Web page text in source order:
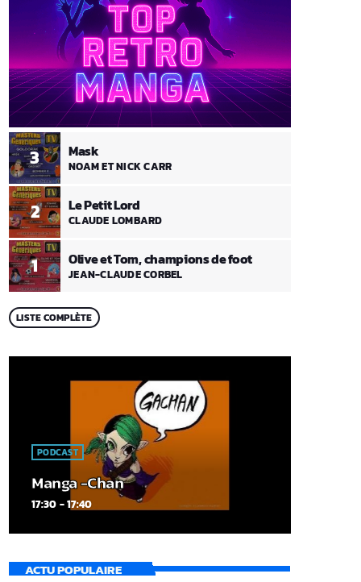
1 Olive et Tom, champions de foot
JEAN-CLAUDE CORBEL
2 Le Petit Lord
CLAUDE LOMBARD
3 Mask
NOAM ET NICK CARR
LISTE COMPLÈTE
PODCAST
Manga -Chan
17:30 - 17:40
ACTU POPULAIRE